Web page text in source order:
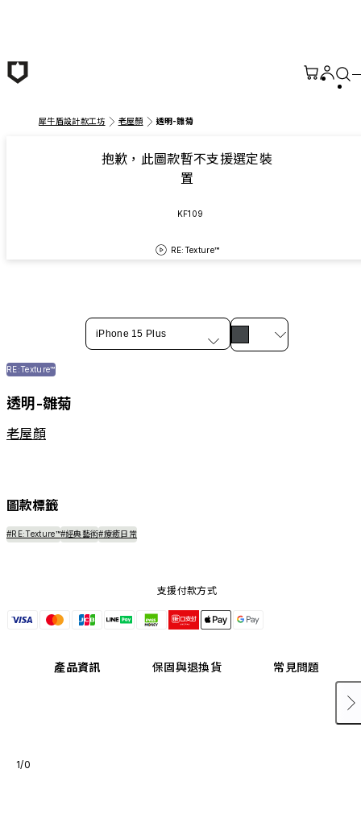
犀牛盾設計款工坊 老屋顏 透明-雛菊
抱歉，此圖款暫不支援選定裝
置
KF109
RE:Texture™
iPhone 15 Plus
RE:Texture™
透明-雛菊
老屋顏
圖款標籤
#RE:Texture™#經典藝術#療癒日常
支援付款方式
產品資訊 保固與退換貨 常見問題
1/0